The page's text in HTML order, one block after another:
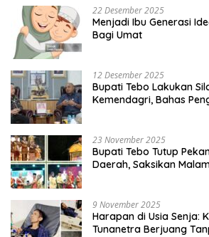
22 Desember 2025
Menjadi Ibu Generasi
Bagi Umat
12 Desember 2025
Bupati Tebo Lakukan
Kemendagri, Bahas
23 November 2025
Bupati Tebo Tutup
Daerah, Saksikan
9 November 2025
Harapan di Usia Senja:
Tunanetra Berjuang